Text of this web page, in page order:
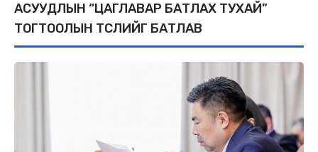
АСУУДЛЫН “ЦАГЛАВАР БАТЛАХ ТУХАЙ”
ТОГТООЛЫН ТӨСЛИЙГ БАТЛАВ